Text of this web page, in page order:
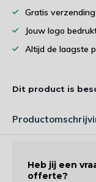
Gratis
Jouw logo
Altijd de laagste
Dit product is
Heb jij een
offerte?